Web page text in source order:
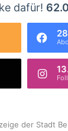
dafür!
der Stadt